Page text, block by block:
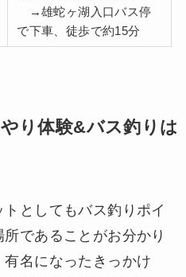
→雄蛇ヶ湖入口バス停
で下車、徒歩で約15分
り体験&バス釣りは
としてもバス釣りポイ
であることがお分かり
名になったきっかけ